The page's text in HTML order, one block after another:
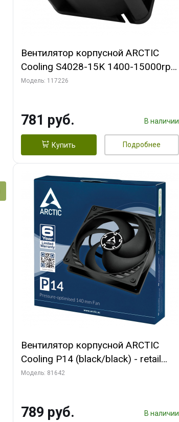
Вентилятор корпусной ARCTIC
Cooling S4028-15K 1400-15000rpm
Dual Ball Bearing 4-Pin Fan-
Модель: 117226
781 руб. В наличии
Купить Подробнее
Вентилятор корпусной ARCTIC
Cooling P14 (black/black) - retail
(ACFAN00123A) (701549) {56}
Модель: 81642
789 руб. В наличии